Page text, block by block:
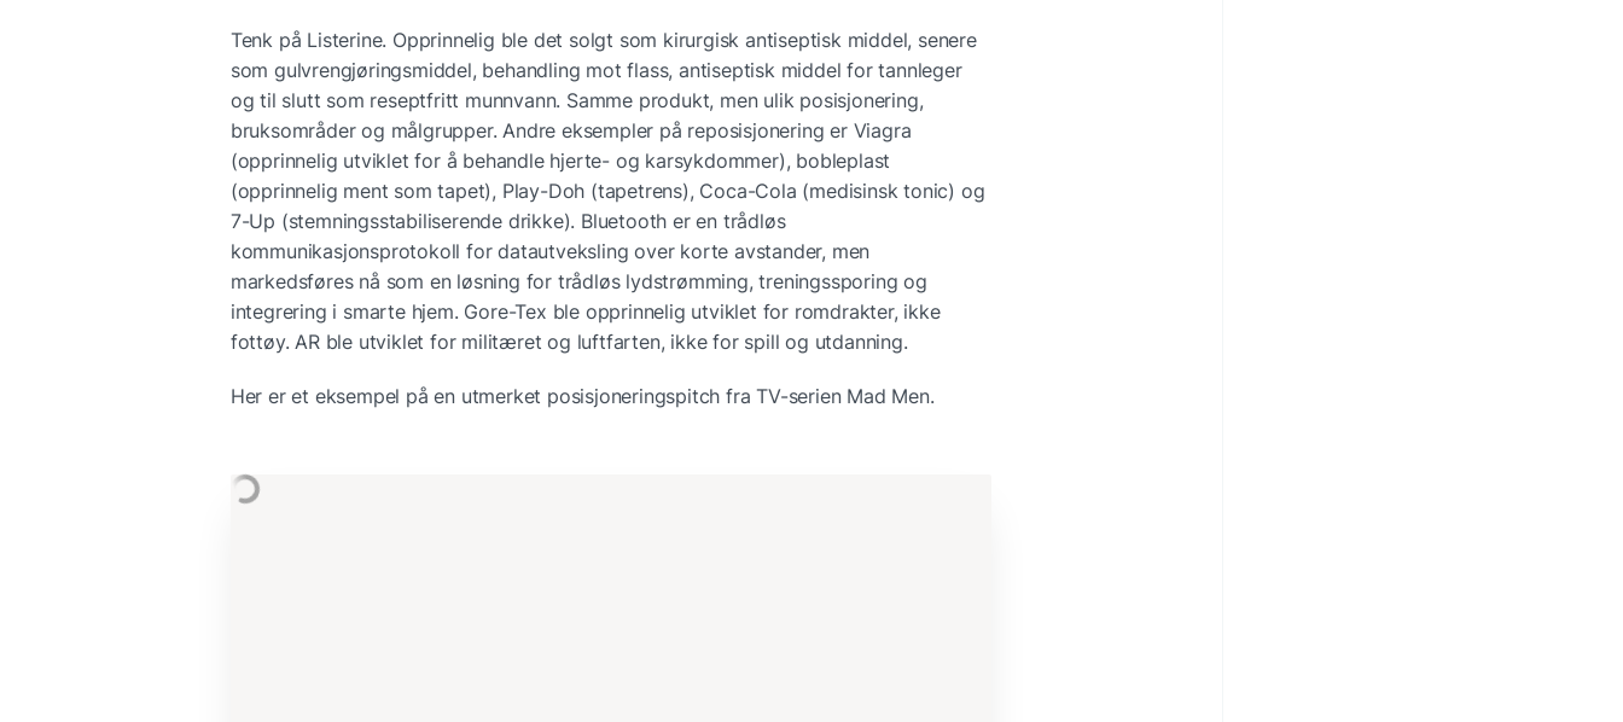
Tenk på Listerine. Opprinnelig ble det solgt som kirurgisk antiseptisk middel, senere
som gulvrengjøringsmiddel, behandling mot flass, antiseptisk middel for tannleger
og til slutt som reseptfritt munnvann. Samme produkt, men ulik posisjonering,
bruksområder og målgrupper. Andre eksempler på reposisjonering er Viagra
(opprinnelig utviklet for å behandle hjerte- og karsykdommer), bobleplast
(opprinnelig ment som tapet), Play-Doh (tapetrens), Coca-Cola (medisinsk tonic) og
7-Up (stemningsstabiliserende drikke). Bluetooth er en trådløs
kommunikasjonsprotokoll for datautveksling over korte avstander, men
markedsføres nå som en løsning for trådløs lydstrømming, treningssporing og
integrering i smarte hjem. Gore-Tex ble opprinnelig utviklet for romdrakter, ikke
fottøy. AR ble utviklet for militæret og luftfarten, ikke for spill og utdanning.
Her er et eksempel på en utmerket posisjoneringspitch fra TV-serien Mad Men.